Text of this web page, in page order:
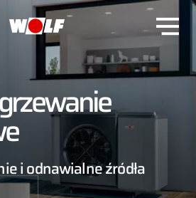
i odnawialne źródła